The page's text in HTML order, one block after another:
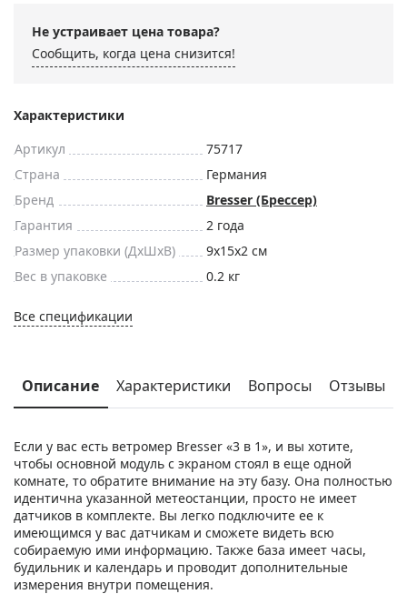
Не устраивает цена товара?
Сообщить, когда цена снизится!
Характеристики
Артикул
75717
Страна
Германия
Бренд
Bresser (Брессер)
Гарантия
2 года
Размер упаковки (ДxШxВ)
9x15x2 см
Вес в упаковке
0.2 кг
Все спецификации
Описание Характеристики Вопросы Отзывы
Если у вас есть ветромер Bresser «3 в 1», и вы хотите,
чтобы основной модуль с экраном стоял в еще одной
комнате, то обратите внимание на эту базу. Она полностью
идентична указанной метеостанции, просто не имеет
датчиков в комплекте. Вы легко подключите ее к
имеющимся у вас датчикам и сможете видеть всю
собираемую ими информацию. Также база имеет часы,
будильник и календарь и проводит дополнительные
измерения внутри помещения.